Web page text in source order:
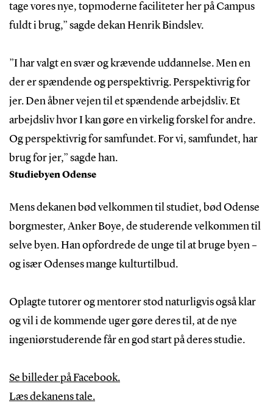
tage vores nye, topmoderne faciliteter her på Campus
fuldt i brug,” sagde dekan Henrik Bindslev.
”I har valgt en svær og krævende uddannelse. Men en
der er spændende og perspektivrig. Perspektivrig for
jer. Den åbner vejen til et spændende arbejdsliv. Et
arbejdsliv hvor I kan gøre en virkelig forskel for andre.
Og perspektivrig for samfundet. For vi, samfundet, har
brug for jer,” sagde han.
Studiebyen Odense
Mens dekanen bød velkommen til studiet, bød Odense
borgmester, Anker Boye, de studerende velkommen til
selve byen. Han opfordrede de unge til at bruge byen –
og især Odenses mange kulturtilbud.
Oplagte tutorer og mentorer stod naturligvis også klar
og vil i de kommende uger gøre deres til, at de nye
ingeniørstuderende får en god start på deres studie.
Se billeder på Facebook.
Læs dekanens tale.